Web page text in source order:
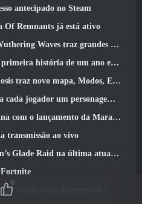
antecipado no Steam
Of Remnants já está ativo
quedas de conhecimento e mudanças na qualidade de vida
Overwatch (Não “2”, A Blizzard está abandonando isso)
Modos, E melhorias solicitadas pelos jogadores
seis estrelas grátis de sua escolha
de Inverno de Palia: Atualização de Ano Novo de Riffrocin
transmissão ao vivo
atualização de Guild Wars 2 começando hoje
Fortnite
The Flame no Path Of Exile durante o Legacy Of Phrecia
6